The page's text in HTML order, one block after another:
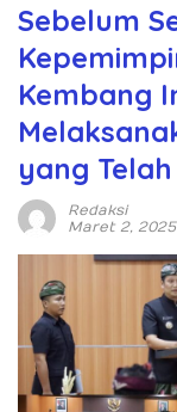
Sebelum
Kembang
yang
Redaksi
Maret 2, 2025